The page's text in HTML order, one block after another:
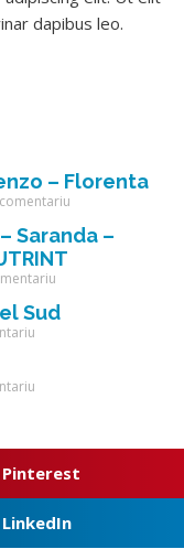
dapibus leo.
– Florenta
Saranda –
Sud
Pinterest
LinkedIn